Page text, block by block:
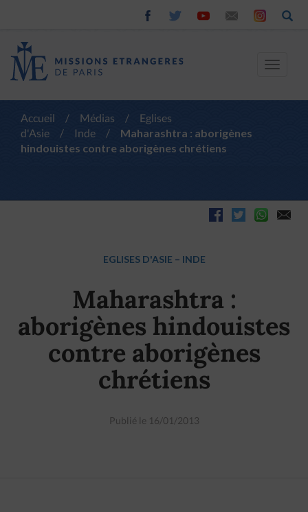
Toggle
Accueil / Médias /
Eglises
d'Asie
/ Inde /
Maharashtra : aborigènes
hindouistes contre aborigènes chrétiens
EGLISES D'ASIE – INDE
Maharashtra :
aborigènes hindouistes
contre aborigènes
chrétiens
Publié le 16/01/2013